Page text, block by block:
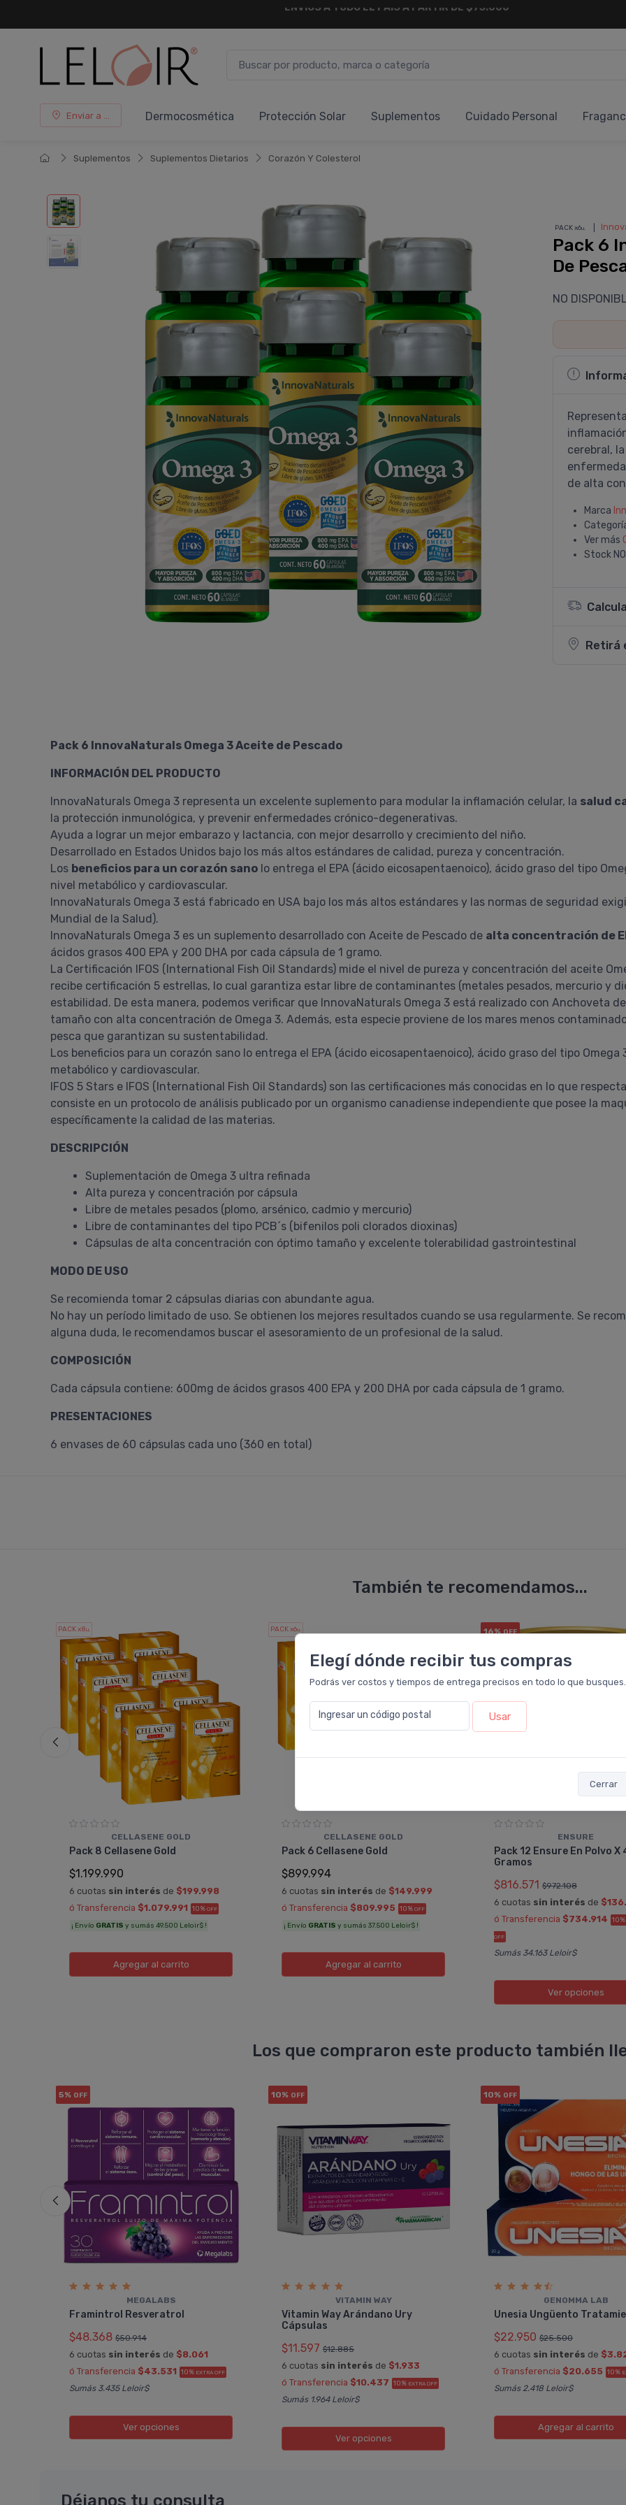
Elegí dónde recibir tus compras
Podrás ver costos y tiempos de entrega precisos en todo lo que busques.
Ingresar un código postal Usar
Cerrar
¡ HASTA 6 CUOTAS SIN INTERÉSY 18 CUOTAS FIJAS !
Enviar a ... Dermocosmética Protección Solar Suplementos Cuidado Personal
Suplementos Suplementos Dietarios Corazón Y Colesterol
PACK x6u.
Pack 6
De
NO
cerebral,
de alta
Marca
Ver más
Stock
Retirá
Pack 6 InnovaNaturals Omega 3 Aceite de Pescado
INFORMACIÓN DEL PRODUCTO
InnovaNaturals Omega 3 representa un excelente suplemento para modular la inflamación celular, la salud
la protección inmunológica, y prevenir enfermedades crónico-degenerativas.
Ayuda a lograr un mejor embarazo y lactancia, con mejor desarrollo y crecimiento del niño.
Desarrollado en Estados Unidos bajo los más altos estándares de calidad, pureza y concentración.
Los beneficios para un corazón sano lo entrega el EPA (ácido eicosapentaenoico), ácido graso del tipo
nivel metabólico y cardiovascular.
InnovaNaturals Omega 3 está fabricado en USA bajo los más altos estándares y las normas de seguridad
Mundial de la Salud).
InnovaNaturals Omega 3 es un suplemento desarrollado con Aceite de Pescado de alta concentración de
ácidos grasos 400 EPA y 200 DHA por cada cápsula de 1 gramo.
La Certificación IFOS (International Fish Oil Standards) mide el nivel de pureza y concentración del aceite
recibe certificación 5 estrellas, lo cual garantiza estar libre de contaminantes (metales pesados, mercurio y
estabilidad. De esta manera, podemos verificar que InnovaNaturals Omega 3 está realizado con Anchoveta
tamaño con alta concentración de Omega 3. Además, esta especie proviene de los mares menos
pesca que garantizan su sustentabilidad.
Los beneficios para un corazón sano lo entrega el EPA (ácido eicosapentaenoico), ácido graso del tipo
metabólico y cardiovascular.
IFOS 5 Stars e IFOS (International Fish Oil Standards) son las certificaciones más conocidas en lo que
consiste en un protocolo de análisis publicado por un organismo canadiense independiente que posee la
específicamente la calidad de las materias.
DESCRIPCIÓN
Suplementación de Omega 3 ultra refinada
Alta pureza y concentración por cápsula
Libre de metales pesados (plomo, arsénico, cadmio y mercurio)
Libre de contaminantes del tipo PCB´s (bifenilos poli clorados dioxinas)
Cápsulas de alta concentración con óptimo tamaño y excelente tolerabilidad gastrointestinal
MODO DE USO
Se recomienda tomar 2 cápsulas diarias con abundante agua.
No hay un período limitado de uso. Se obtienen los mejores resultados cuando se usa regularmente. Se
alguna duda, le recomendamos buscar el asesoramiento de un profesional de la salud.
COMPOSICIÓN
Cada cápsula contiene: 600mg de ácidos grasos 400 EPA y 200 DHA por cada cápsula de 1 gramo.
PRESENTACIONES
6 envases de 60 cápsulas cada uno (360 en total)
También te recomendamos...
PACK x8u.
CELLASENE GOLD
Pack 8 Cellasene Gold
$1.199.990
6 cuotas sin interés de $199.998
ó Transferencia $1.079.991 10% OFF
¡ Envío GRATIS y sumás 49.500 Leloir$ !
Agregaral carrito
PACK x6u.
CELLASENE GOLD
Pack 6 Cellasene Gold
$899.994
6 cuotas sin interés de $149.999
ó Transferencia $809.995 10% OFF
¡ Envío GRATIS y sumás 37.500 Leloir$ !
Agregaral carrito
16%OFF
ENSURE
Pack 12 Ensure En Polvo X
Gramos
$816.571 $972.108
6 cuotas sin interés de
ó Transferencia $734.914 10%
OFF
Sumás 34.163 Leloir$
Ver opciones
Los que compraron este producto también
5% OFF
MEGALABS
Framintrol Resveratrol
$48.368 $50.914
6 cuotas sin interés de $8.061
ó Transferencia $43.531 10% EXTRA OFF
Sumás 3.435 Leloir$
Ver opciones
10% OFF
VITAMIN WAY
Vitamin Way Arándano Ury
Cápsulas
$11.597 $12.885
6 cuotas sin interés de $1.933
ó Transferencia $10.437 10% EXTRA OFF
Sumás 1.964 Leloir$
Ver opciones
10% OFF
GENOMMA LAB
Unesia Ungüento
$22.950 $25.500
6 cuotas sin interés de
ó Transferencia $20.655 10%
Sumás 2.418 Leloir$
Agregaral carrito
Déjanos tu consulta